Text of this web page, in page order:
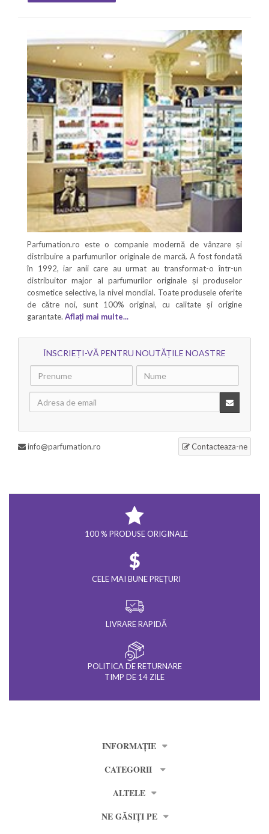
Parfumation.ro este o companie modernă de vânzare și
distribuire a parfumurilor originale de marcă. A fost fondată
în 1992, iar anii care au urmat au transformat-o într-un
distribuitor major al parfumurilor originale și produselor
cosmetice selective, la nivel mondial. Toate produsele oferite
de către noi, sunt 100% original, cu calitate și origine
garantate. Aflați mai multe...
ÎNSCRIEȚI-VĂ PENTRU NOUTĂȚILE NOASTRE
Contacteaza-ne
info@parfumation.ro
100 % PRODUSE ORIGINALE
CELE MAI BUNE PREȚURI
LIVRARE RAPIDĂ
POLITICA DE RETURNARE
TIMP DE 14 ZILE
INFORMAȚIE
CATEGORII
ALTELE
NE GĂSIȚI PE